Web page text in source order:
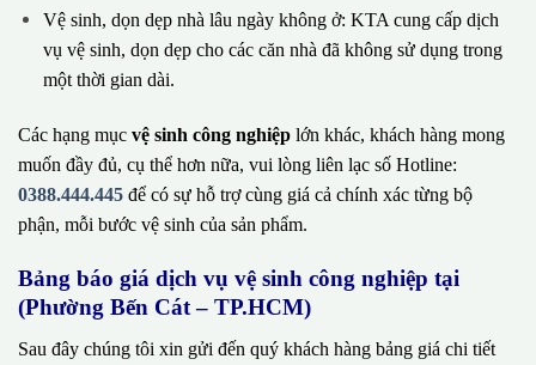
Vệ sinh, dọn dẹp nhà lâu ngày không ở: KTA cung cấp dịch
vụ vệ sinh, dọn dẹp cho các căn nhà đã không sử dụng trong
một thời gian dài.
Các hạng mục vệ sinh công nghiệp lớn khác, khách hàng mong
muốn đầy đủ, cụ thể hơn nữa, vui lòng liên lạc số Hotline:
0388.444.445 để có sự hỗ trợ cùng giá cả chính xác từng bộ
phận, mỗi bước vệ sinh của sản phẩm.
Bảng báo giá dịch vụ vệ sinh công nghiệp tại
(Phường Bến Cát – TP.HCM)
Sau đây chúng tôi xin gửi đến quý khách hàng bảng giá chi tiết